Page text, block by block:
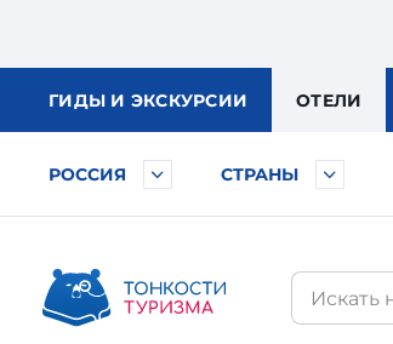
ГИДЫ И ЭКСКУРСИИ ОТЕЛИ
РОССИЯ СТРАНЫ